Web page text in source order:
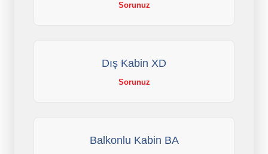
Sorunuz
Dış Kabin XD
Sorunuz
Balkonlu Kabin BA